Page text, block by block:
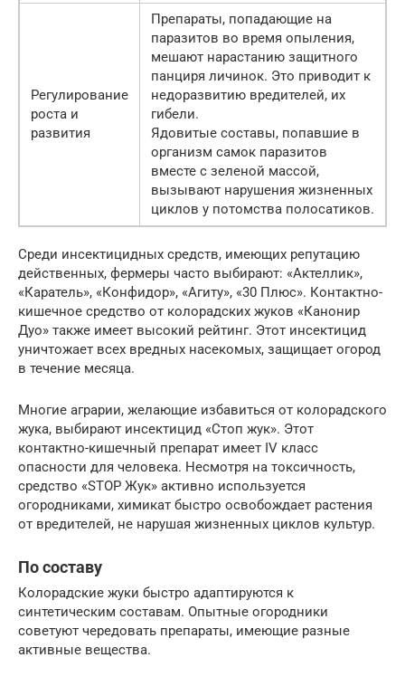
Регулирование
роста и
развития
Препараты, попадающие на
паразитов во время опыления,
мешают нарастанию защитного
панциря личинок. Это приводит к
недоразвитию вредителей, их
гибели.
Ядовитые составы, попавшие в
организм самок паразитов
вместе с зеленой массой,
вызывают нарушения жизненных
циклов у потомства полосатиков.
Среди инсектицидных средств, имеющих репутацию
действенных, фермеры часто выбирают: «Актеллик»,
«Каратель», «Конфидор», «Агиту», «30 Плюс». Контактно-
кишечное средство от колорадских жуков «Канонир
Дуо» также имеет высокий рейтинг. Этот инсектицид
уничтожает всех вредных насекомых, защищает огород
в течение месяца.
Многие аграрии, желающие избавиться от колорадского
жука, выбирают инсектицид «Стоп жук». Этот
контактно-кишечный препарат имеет IV класс
опасности для человека. Несмотря на токсичность,
средство «STOP Жук» активно используется
огородниками, химикат быстро освобождает растения
от вредителей, не нарушая жизненных циклов культур.
По составу
Колорадские жуки быстро адаптируются к
синтетическим составам. Опытные огородники
советуют чередовать препараты, имеющие разные
активные вещества.